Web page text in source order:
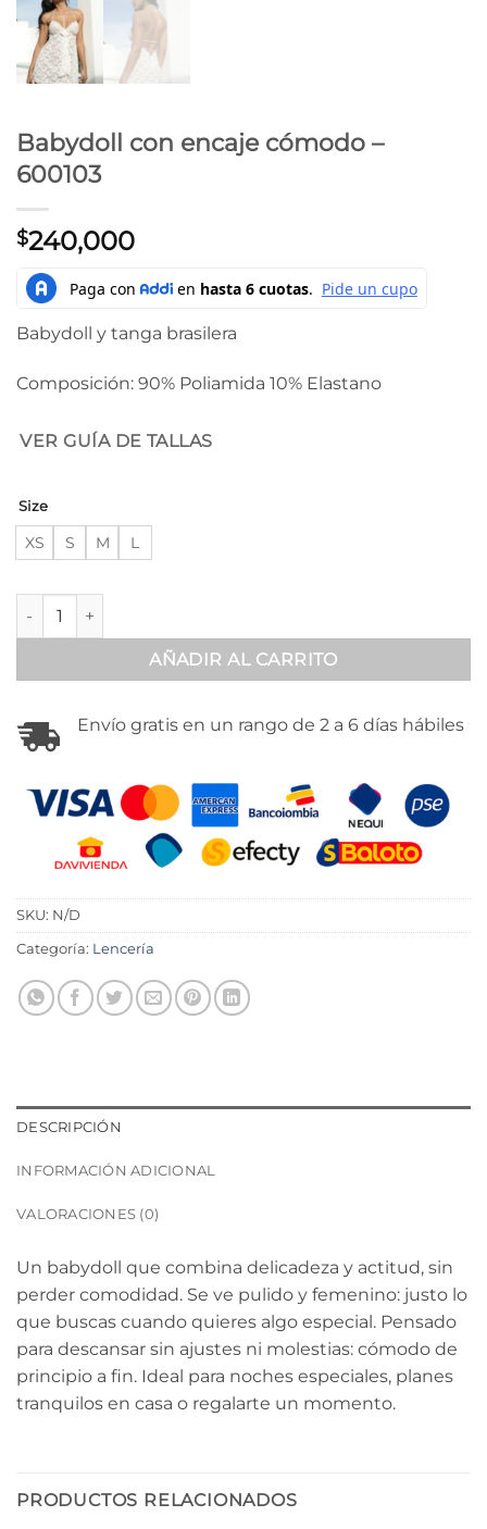
Babydoll con encaje cómodo –
600103
$240,000
Babydoll y tanga brasilera
Composición: 90% Poliamida 10% Elastano
VER GUÍA DE TALLAS
Size
XS S M L
Babydoll con encaje cómodo - 600103 cantidad
AÑADIR AL CARRITO
Envío gratis en un rango de 2 a 6 días hábiles
SKU: N/D
Categoría: Lencería
DESCRIPCIÓN
INFORMACIÓN ADICIONAL
VALORACIONES (0)
Un babydoll que combina delicadeza y actitud, sin
perder comodidad. Se ve pulido y femenino: justo lo
que buscas cuando quieres algo especial. Pensado
para descansar sin ajustes ni molestias: cómodo de
principio a fin. Ideal para noches especiales, planes
tranquilos en casa o regalarte un momento.
PRODUCTOS RELACIONADOS